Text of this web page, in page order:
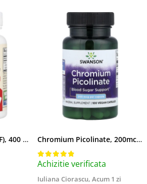
Methyl Folate (5-MTHF), 400 mcg, Jarrow Formulas, 60 capsule Chromium Picolinate, 200mcg, Swanson, 100 capsule SW922
Achizitie verificata
Iuliana Ciorascu, Acum 1 zi